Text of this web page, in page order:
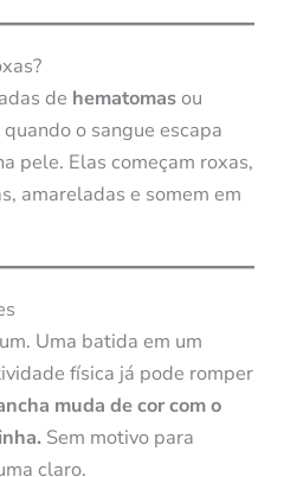
de hematomasou
o sangue escapa
pele. Elas começam roxas,
amareladas e somem em
Uma batida em um
física já pode romper
muda de cor com o
Sem motivo para
claro.